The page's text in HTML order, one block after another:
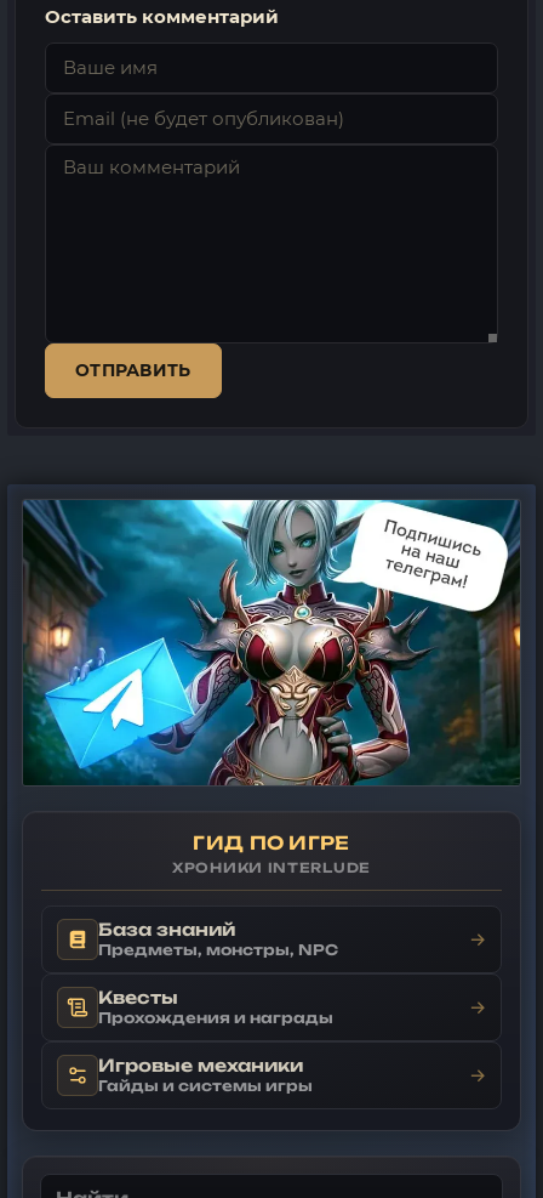
Оставить комментарий
ОТПРАВИТЬ
ГИД ПО ИГРЕ
ХРОНИКИ INTERLUDE
База знаний
Предметы, монстры, NPC →
Квесты
Прохождения и награды →
Игровые механики
Гайды и системы игры →